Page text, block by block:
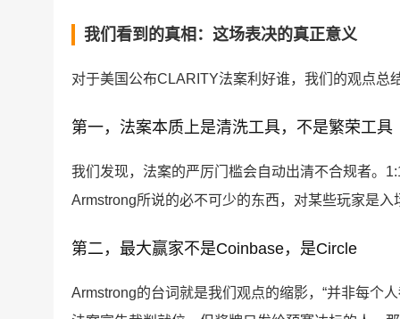
我们看到的真相：这场表决的真正意义
对于美国公布CLARITY法案利好谁，我们的观点总
第一，法案本质上是清洗工具，不是繁荣工具
我们发现，法案的严厉门槛会自动出清不合规者。
Armstrong所说的必不可少的东西，对某些玩家是
第二，最大赢家不是Coinbase，是Circle
Armstrong的台词就是我们观点的缩影，“并非每个